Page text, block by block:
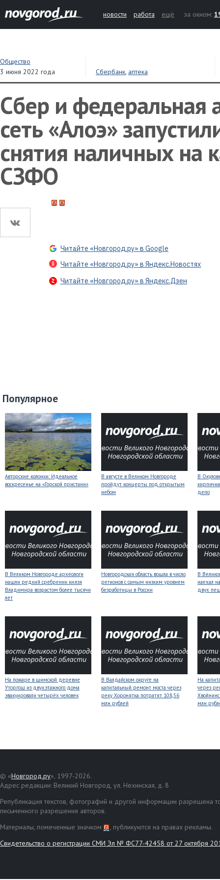
новости работа ещё за окном:
Общество
3 июня 2022 года
Сбербанк, аптека
Сбер и федеральная
сеть «Алоэ»
снятия наличных на
СЗФО
Читайте «Новгород.ру» в Google
Читайте «Новгород.ру» в Яндекс.Новостях
Читайте «Новгород.ру» в Яндекс.Дзен
Популярное
Авторские колонки: Идеальное
воскресенье на «Горской пристани»
В августе в Великом Новгороде
пройдут концерты под открытым
небом
В
депо
В Великом Новгороде археологи
нашли редкий сребреник князя
Владимира возрастом более тысячи
лет
Новгородская область вошла в число
регионов с самым низким уровнем
безработицы в России
В
наехал
двух
На пожаре в шимской деревне
Уторгош из двухэтажного дома
эвакуировали четырёх человек
В Валдайском округе на
капитальный ремонт моста через
реку Хоронятка потратят 108,56
млн рублей
На
через
млн
© «Новгород.ру», 1997-2026.
Адрес редакции: Великий Новгород, ул. Нехинская, д. 8
Републикация текстов, фотографий и другой информации разрешена
письменного разрешения авторов.
Материалы, помеченные значком
, публикуются на правах рекламы.
Свидетельство о регистрации СМИ Эл № ФС77-42458 от 27 октября